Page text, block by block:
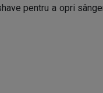
pentru a opri